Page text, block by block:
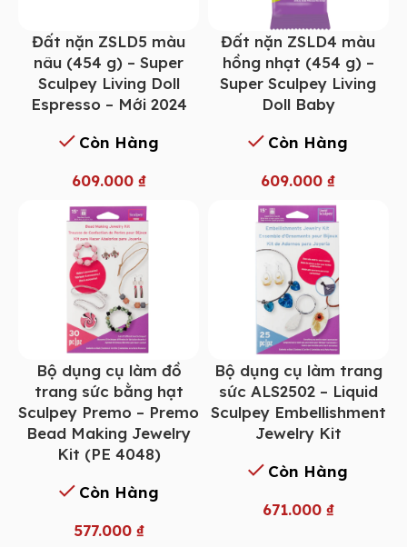
Đất nặn ZSLD5 màu
nâu (454 g) – Super
Sculpey Living Doll
Espresso – Mới 2024
Còn Hàng
609.000 ₫
Đất nặn ZSLD4 màu
hồng nhạt (454 g) –
Super Sculpey Living
Doll Baby
Còn Hàng
609.000₫
Bộ dụng cụ làm đồ
trang sức bằng hạt
Sculpey Premo – Premo
Bead Making Jewelry
Kit (PE 4048)
Còn Hàng
577.000 ₫
Bộ dụng cụ làm trang
sức ALS2502 – Liquid
Sculpey Embellishment
Jewelry Kit
Còn Hàng
671.000 ₫